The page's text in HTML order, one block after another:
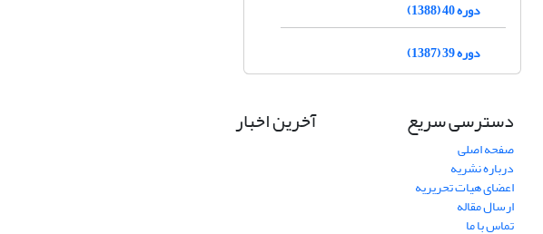
دوره 40 (1388)
دوره 39 (1387)
دسترسی سریع
صفحه اصلی
درباره نشریه
اعضای هیات تحریریه
ارسال مقاله
تماس با ما
آخرین اخبار